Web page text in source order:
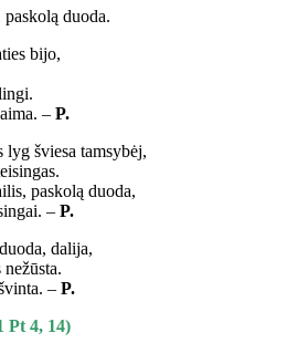
duoda.
bijo,
– P.
lyg šviesa tamsybėj,
paskolą duoda,
– P.
dalija,
– P.
Pt 4, 14)